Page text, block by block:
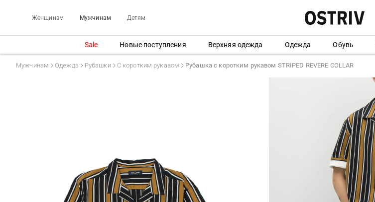
Женщинам Мужчинам Детям
Sale Новые поступления Верхняя одежда Одежда Обувь
Мужчинам Одежда Рубашки С коротким рукавом Рубашка с коротким рукавом STRIPED REVERE COLLAR